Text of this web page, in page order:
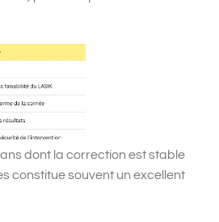
dont la correction est stable
constitue souvent un excellent